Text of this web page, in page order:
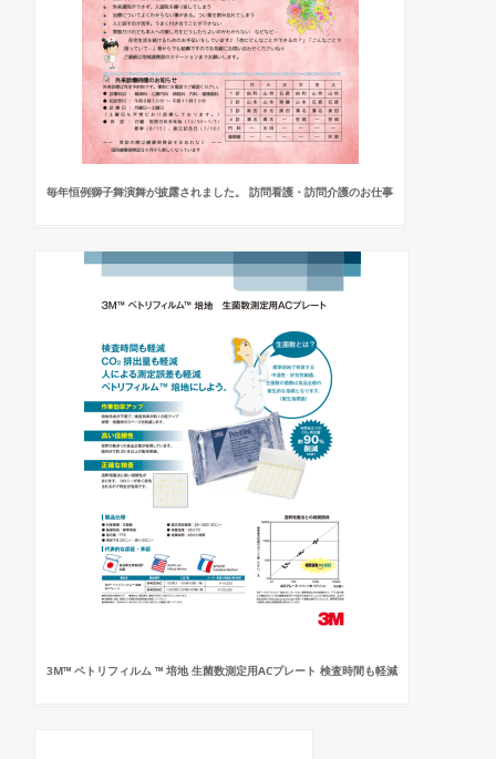
毎年恒例獅子舞演舞が披露されました。 訪問看護・訪問介護のお仕事
3M™ ペトリフィルム ™ 培地 生菌数測定用ACプレート 検査時間も軽減